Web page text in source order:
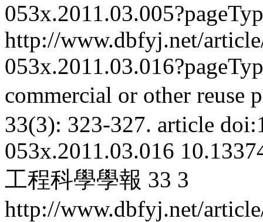
http://www.dbfyj.net/
commercial or other reuse
33(3): 323-327. article
053x.2011.03.016
工程科學學報 33 3
http://www.dbfyj.net/